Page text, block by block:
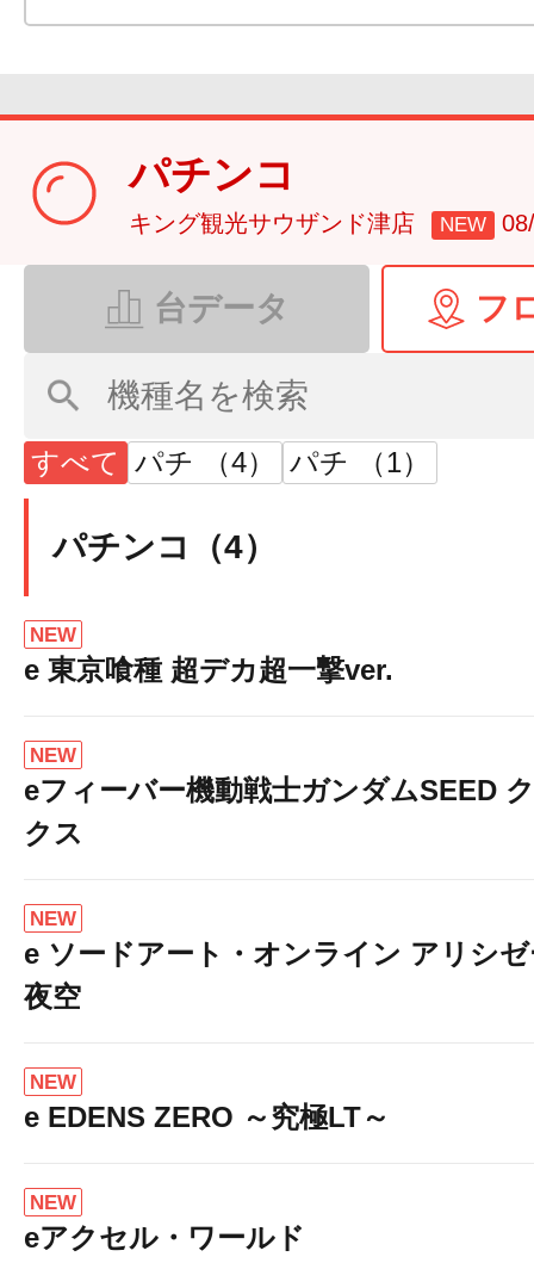
パチンコ
キング観光サウザンド津店 NEW
台データ フ
すべて パチ （4） パチ （1）
パチンコ（4）
NEW
e 東京喰種 超デカ超一撃ver.
NEW
eフィーバー機動戦士ガンダムSEED
クス
NEW
e ソードアート・オンライン アリシ
夜空
NEW
e EDENS ZERO ～究極LT～
NEW
eアクセル・ワールド